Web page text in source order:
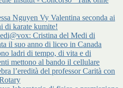
Nguyen Vy Valentina seconda ai
di karate kumite!
Cristina del Medi di
il suo anno di liceo in Canada
ladri di tempo, di vita e di
mettono al bando il cellulare
l’eredità del professor Carità con